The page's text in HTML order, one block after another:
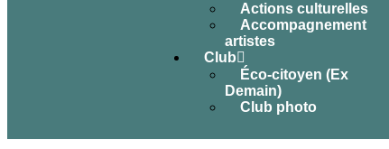
Actions culturelles
Accompagnement
artistes
Club
Éco-citoyen (Ex
Demain)
Club photo